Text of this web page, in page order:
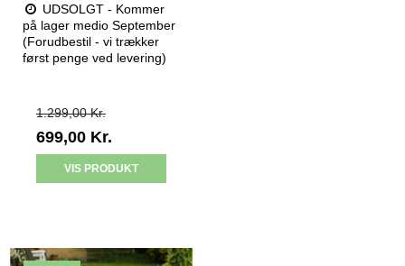
UDSOLGT - Kommer
på lager medio September
(Forudbestil - vi trækker
først penge ved levering)
1.299,00 Kr.
699,00 Kr.
VIS PRODUKT